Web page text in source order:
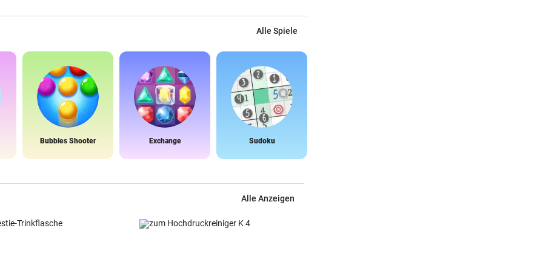
Alle Spiele
Bubbles Shooter Exchange Sudoku
Alle Anzeigen